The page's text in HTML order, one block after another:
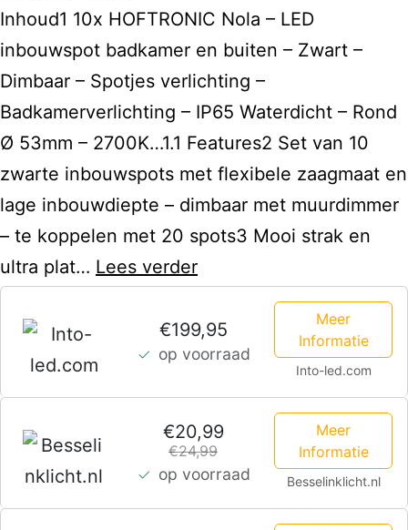
prijs
was:
€ 14,99.
prijs
is:
€ 11,99.
Inhoud1 10x HOFTRONIC Nola – LED
inbouwspot badkamer en buiten – Zwart –
Dimbaar – Spotjes verlichting –
Badkamerverlichting – IP65 Waterdicht – Rond
Ø 53mm – 2700K…1.1 Features2 Set van 10
zwarte inbouwspots met flexibele zaagmaat en
lage inbouwdiepte – dimbaar met muurdimmer
– te koppelen met 20 spots3 Mooi strak en
ultra plat… Lees verderLilly
LED
Grondspot
Kantelbaar
–
Overrijdbaar
–
€199,95
op voorraad
Meer
Informatie
Into-led.com
€20,99
€24,99
op voorraad
Meer
Informatie
Besselinklicht.nl